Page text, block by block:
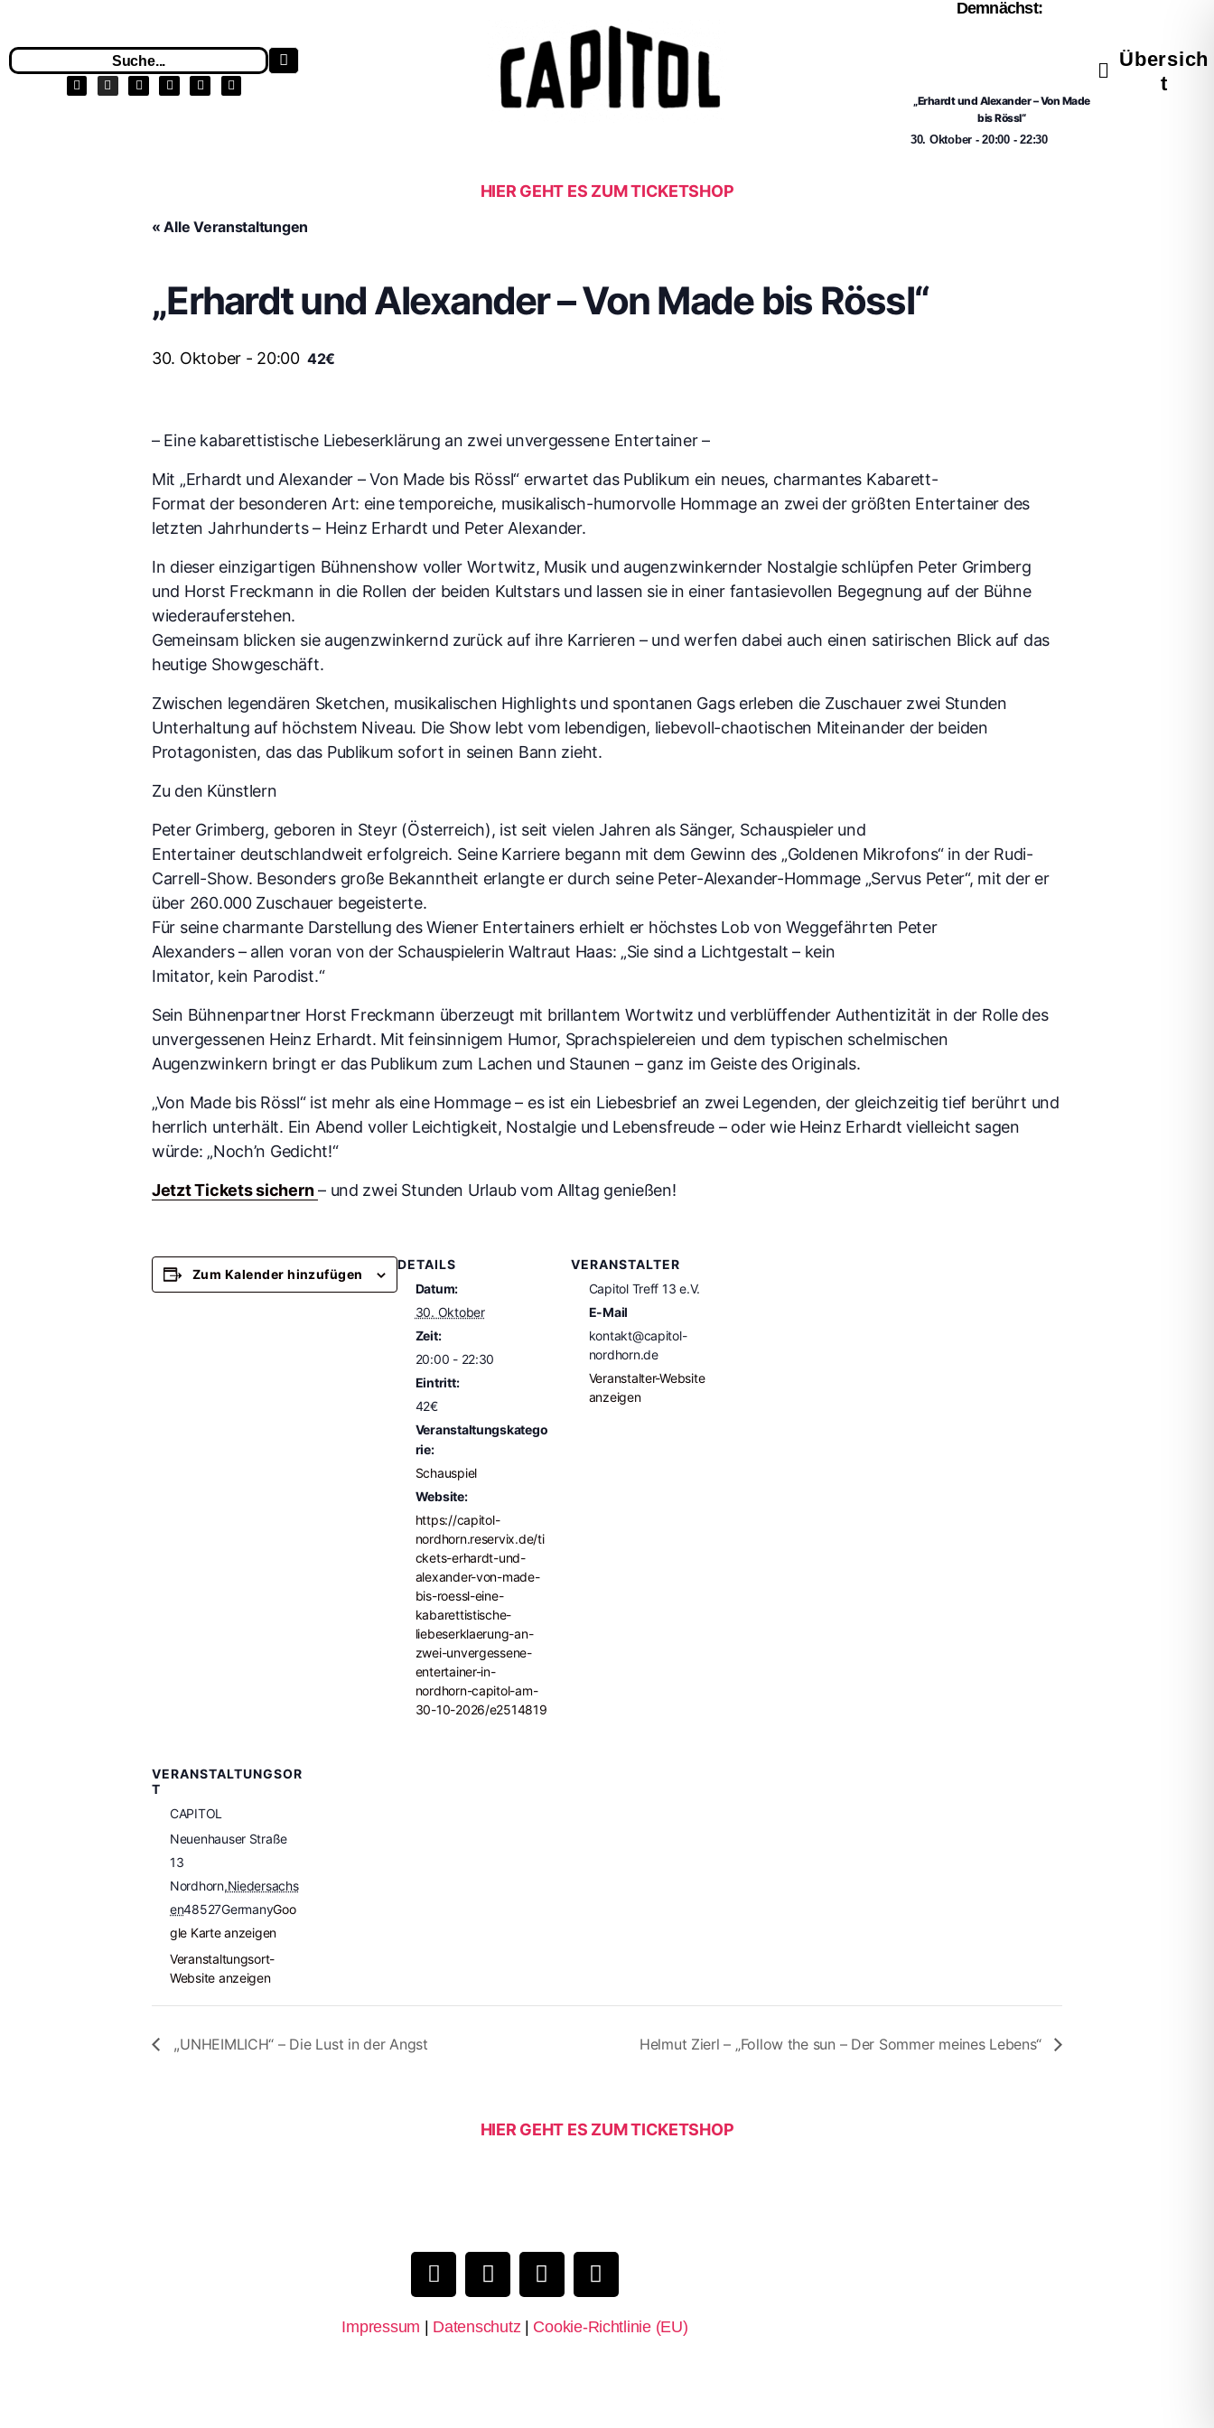
Demnächst:
„Erhardt und Alexander – Von Made
bis Rössl“
30. Oktober -20:00-22:30
Übersich
t
HIER GEHT ES ZUM TICKETSHOP
« Alle Veranstaltungen
„Erhardt und Alexander – Von Made bis Rössl“
30. Oktober - 20:00 42€
– Eine kabarettistische Liebeserklärung an zwei unvergessene Entertainer –
Mit „Erhardt und Alexander – Von Made bis Rössl“ erwartet das Publikum ein neues, charmantes Kabarett-
Format der besonderen Art: eine temporeiche, musikalisch-humorvolle Hommage an zwei der größten Entertainer des
letzten Jahrhunderts – Heinz Erhardt und Peter Alexander.
In dieser einzigartigen Bühnenshow voller Wortwitz, Musik und augenzwinkernder Nostalgie schlüpfen Peter Grimberg
und Horst Freckmann in die Rollen der beiden Kultstars und lassen sie in einer fantasievollen Begegnung auf der Bühne
wiederauferstehen.
Gemeinsam blicken sie augenzwinkernd zurück auf ihre Karrieren – und werfen dabei auch einen satirischen Blick auf das
heutige Showgeschäft.
Zwischen legendären Sketchen, musikalischen Highlights und spontanen Gags erleben die Zuschauer zwei Stunden
Unterhaltung auf höchstem Niveau. Die Show lebt vom lebendigen, liebevoll-chaotischen Miteinander der beiden
Protagonisten, das das Publikum sofort in seinen Bann zieht.
Zu den Künstlern
Peter Grimberg, geboren in Steyr (Österreich), ist seit vielen Jahren als Sänger, Schauspieler und
Entertainer deutschlandweit erfolgreich. Seine Karriere begann mit dem Gewinn des „Goldenen Mikrofons“ in der Rudi-
Carrell-Show. Besonders große Bekanntheit erlangte er durch seine Peter-Alexander-Hommage „Servus Peter“, mit der er
über 260.000 Zuschauer begeisterte.
Für seine charmante Darstellung des Wiener Entertainers erhielt er höchstes Lob von Weggefährten Peter
Alexanders – allen voran von der Schauspielerin Waltraut Haas: „Sie sind a Lichtgestalt – kein
Imitator, kein Parodist.“
Sein Bühnenpartner Horst Freckmann überzeugt mit brillantem Wortwitz und verblüffender Authentizität in der Rolle des
unvergessenen Heinz Erhardt. Mit feinsinnigem Humor, Sprachspielereien und dem typischen schelmischen
Augenzwinkern bringt er das Publikum zum Lachen und Staunen – ganz im Geiste des Originals.
„Von Made bis Rössl“ ist mehr als eine Hommage – es ist ein Liebesbrief an zwei Legenden, der gleichzeitig tief berührt und
herrlich unterhält. Ein Abend voller Leichtigkeit, Nostalgie und Lebensfreude – oder wie Heinz Erhardt vielleicht sagen
würde: „Noch’n Gedicht!“
Jetzt Tickets sichern – und zwei Stunden Urlaub vom Alltag genießen!
Zum Kalender hinzufügen
DETAILS
Datum:
30. Oktober
Zeit:
20:00 - 22:30
Eintritt:
42€
Veranstaltungskatego
rie:
Schauspiel
Website:
https://capitol-
nordhorn.reservix.de/ti
ckets-erhardt-und-
alexander-von-made-
bis-roessl-eine-
kabarettistische-
liebeserklaerung-an-
zwei-unvergessene-
entertainer-in-
nordhorn-capitol-am-
30-10-2026/e2514819
VERANSTALTER
Capitol Treff 13 e.V.
E-Mail
kontakt@capitol-
nordhorn.de
Veranstalter-Website
anzeigen
VERANSTALTUNGSOR
T
CAPITOL
Neuenhauser Straße
13
Nordhorn,Niedersachs
en48527GermanyGoo
gle Karte anzeigen
Veranstaltungsort-
Website anzeigen
,,UNHEIMLICH“ – Die Lust in der Angst Helmut Zierl – „Follow the sun – Der Sommer meines Lebens“
HIER GEHT ES ZUM TICKETSHOP
Impressum | Datenschutz | Cookie-Richtlinie (EU)